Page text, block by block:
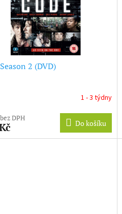
2 (DVD)
1 - 3 týdny
DPH
Do košíku